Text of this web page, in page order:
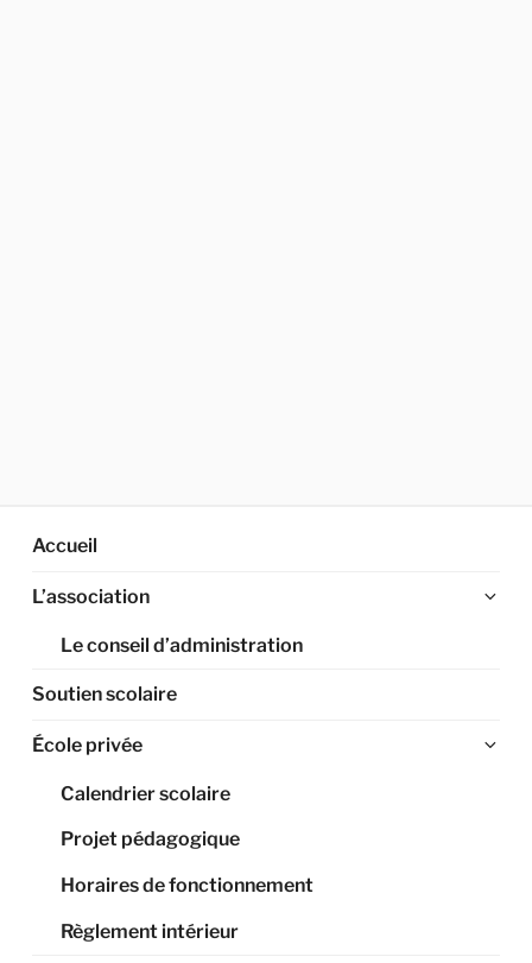
Accueil
L’association
Le conseil d’administration
Soutien scolaire
École privée
Calendrier scolaire
Projet pédagogique
Horaires de fonctionnement
Règlement intérieur